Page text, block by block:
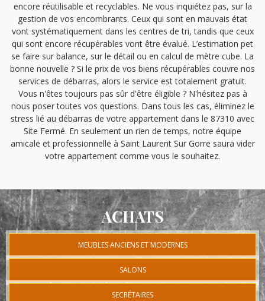
encore réutilisable et recyclables. Ne vous inquiétez pas, sur la
gestion de vos encombrants. Ceux qui sont en mauvais état
vont systématiquement dans les centres de tri, tandis que ceux
qui sont encore récupérables vont être évalué. L’estimation pet
se faire sur balance, sur le détail ou en calcul de mètre cube. La
bonne nouvelle ? Si le prix de vos biens récupérables couvre nos
services de débarras, alors le service est totalement gratuit.
Vous n'êtes toujours pas sûr d'être éligible ? N'hésitez pas à
nous poser toutes vos questions. Dans tous les cas, éliminez le
stress lié au débarras de votre appartement dans le 87310 avec
Site Fermé. En seulement un rien de temps, notre équipe
amicale et professionnelle à Saint Laurent Sur Gorre saura vider
votre appartement comme vous le souhaitez.
ACHATS
MEUBLES ANCIENS ET MODERNES
SALONS
SECRÉTAIRES